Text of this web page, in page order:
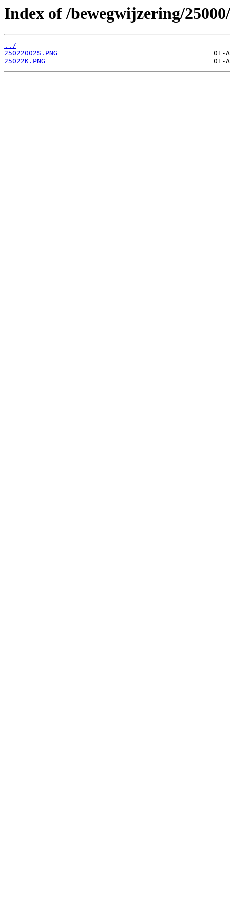
Index of /bewegwijzering/
../
25022002S.PNG
25022K.PNG